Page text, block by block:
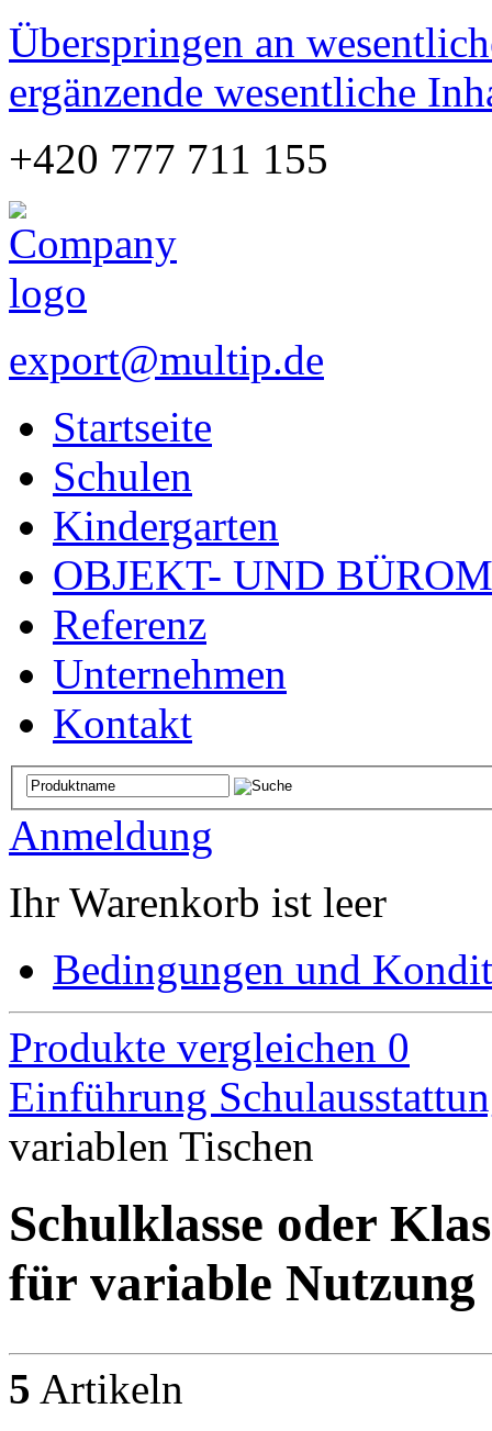
Überspringen an
ergänzende wesentliche
+420 777 711 155
export@multip.de
Startseite
Schulen
Kindergarten
OBJEKT- UND
Referenz
Unternehmen
Kontakt
Anmeldung
Ihr Warenkorb ist leer
Bedingungen und
Produkte vergleichen 0
Einführung
variablen Tischen
Schulklasse oder
für variable Nutzung
5 Artikeln